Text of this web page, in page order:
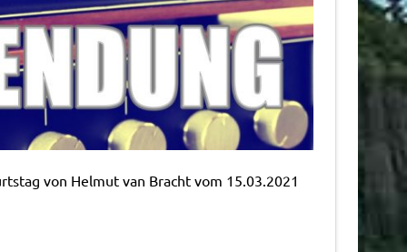
von Helmut van Bracht vom 15.03.2021